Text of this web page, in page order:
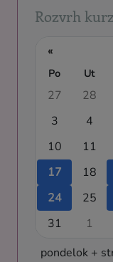
Rozvrh
«
Po Ut
27 28
3
4
10
11
17
18
24
25
31
1
pondelok +